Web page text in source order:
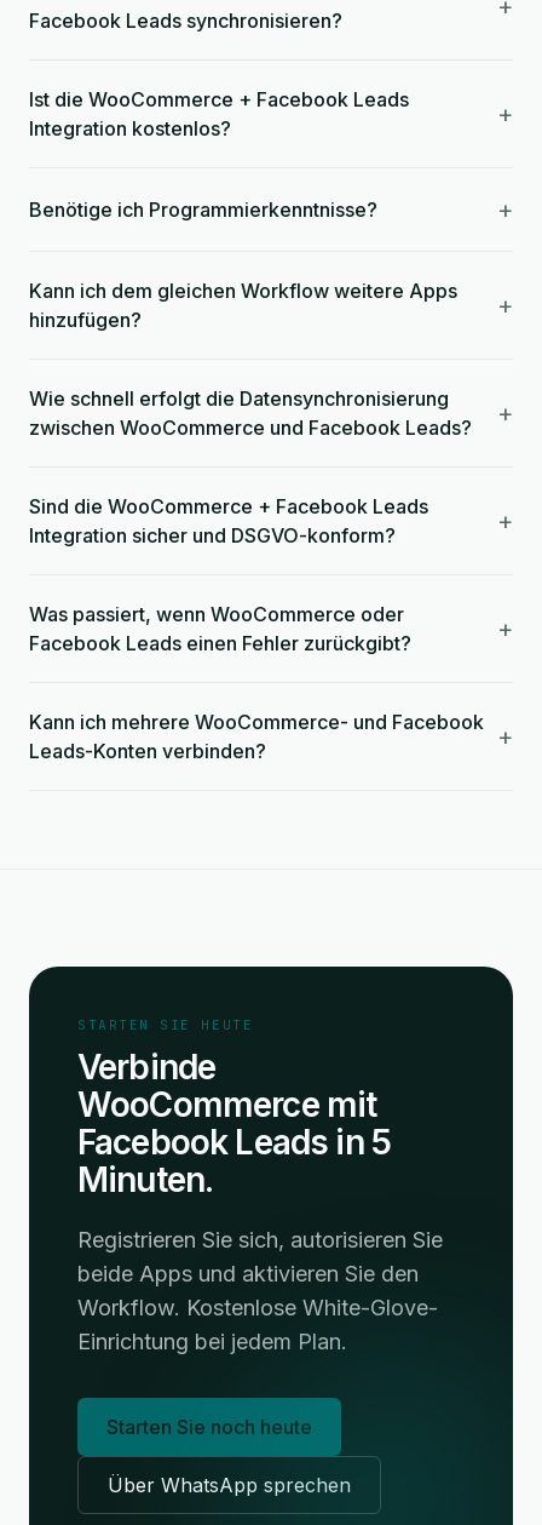
Facebook Leads synchronisieren?
+
Ist die WooCommerce + Facebook Leads
Integration kostenlos?
+
Benötige ich Programmierkenntnisse? +
Kann ich dem gleichen Workflow weitere Apps
hinzufügen?
+
Wie schnell erfolgt die Datensynchronisierung
zwischen WooCommerce und Facebook Leads?
+
Sind die WooCommerce + Facebook Leads
Integration sicher und DSGVO-konform?
+
Was passiert, wenn WooCommerce oder
Facebook Leads einen Fehler zurückgibt?
+
Kann ich mehrere WooCommerce- und Facebook
Leads-Konten verbinden?
+
STARTEN SIE HEUTE
Verbinde
WooCommerce mit
Facebook Leads in 5
Minuten.
Registrieren Sie sich, autorisieren Sie
beide Apps und aktivieren Sie den
Workflow. Kostenlose White-Glove-
Einrichtung bei jedem Plan.
Starten Sie noch heute
Über WhatsApp sprechen